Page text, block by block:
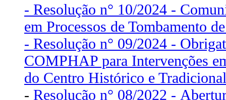
- Resolução n° 10/2024 -
em Processos de Tombamento
- Resolução n° 09/2024 -
COMPHAP para Intervenções
do Centro Histórico e Tradicional
- Resolução n° 08/2022 -